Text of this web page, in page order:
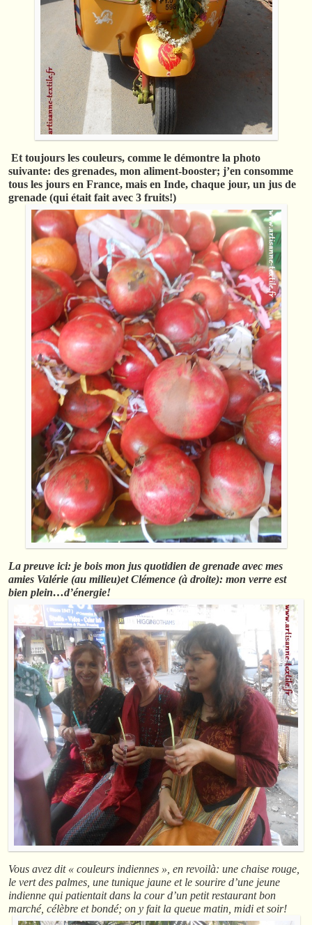
Et toujours les couleurs, comme le démontre la photo
suivante: des grenades, mon aliment-booster; j’en consomme
tous les jours en France, mais en Inde, chaque jour, un jus de
grenade (qui était fait avec 3 fruits!)
La preuve ici: je bois mon jus quotidien de grenade avec mes
amies Valérie (au milieu)et Clémence (à droite): mon verre est
bien plein…d’énergie!
Vous avez dit « couleurs indiennes », en revoilà: une chaise rouge,
le vert des palmes, une tunique jaune et le sourire d’une jeune
indienne qui patientait dans la cour d’un petit restaurant bon
marché, célèbre et bondé; on y fait la queue matin, midi et soir!